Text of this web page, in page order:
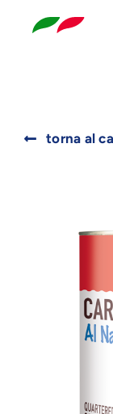
torna al
for: